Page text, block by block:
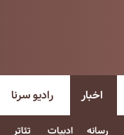
اخبار
رسانه ادبیات تئاتر
رادیو سرنا